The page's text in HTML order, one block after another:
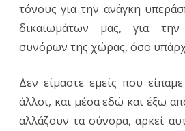
τόνους για την ανάγκη
δικαιωμάτων μας, για
συνόρων της χώρας, όσο
Δεν είμαστε εμείς που
άλλοι, και μέσα εδώ και έξω
αλλάζουν τα σύνορα, αρκεί